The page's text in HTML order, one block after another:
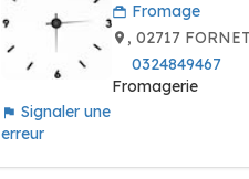
Signaler une
erreur
Fromage
, 02717
0324849467
Fromagerie